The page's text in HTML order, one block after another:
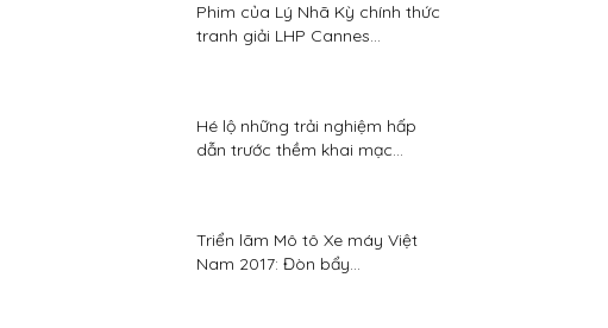
Phim của Lý Nhã Kỳ chính thức
tranh giải LHP Cannes...
Hé lộ những trải nghiệm hấp
dẫn trước thềm khai mạc...
Triển lãm Mô tô Xe máy Việt
Nam 2017: Đòn bẩy...